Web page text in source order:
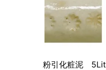
粉引化粧泥 5Lit